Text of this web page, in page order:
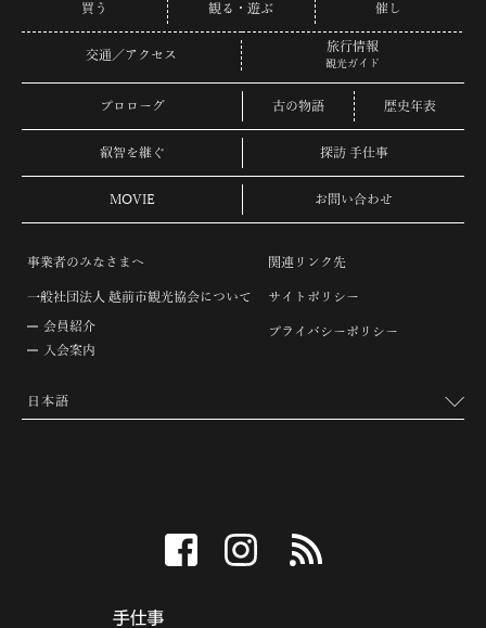
買う 観る・遊ぶ 催し
交通／アクセス
旅行情報
観光ガイド
プロローグ 古の物語 歴史年表
叡智を継ぐ 探訪 手仕事
MOVIE お問い合わせ
事業者のみなさまへ
一般社団法人 越前市観光協会について
会員紹介
入会案内
関連リンク先
サイトポリシー
プライバシーポリシー
facebook instagram